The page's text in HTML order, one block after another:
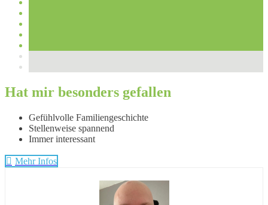
Hat mir besonders gefallen
Gefühlvolle Familiengeschichte
Stellenweise spannend
Immer interessant
Mehr Infos